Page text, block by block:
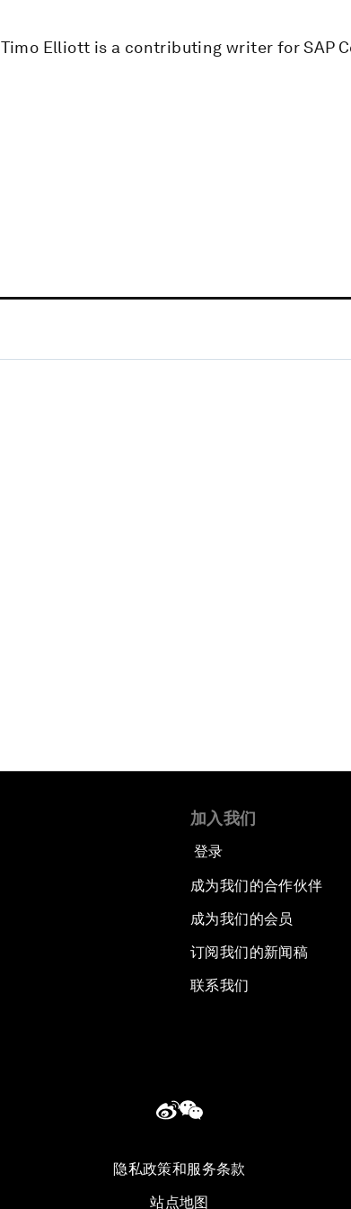
Timo Elliott is a contributing writer for SAP
加入我们
登录
成为我们的合作伙伴
成为我们的会员
订阅我们的新闻稿
联系我们
隐私政策和服务条款
站点地图